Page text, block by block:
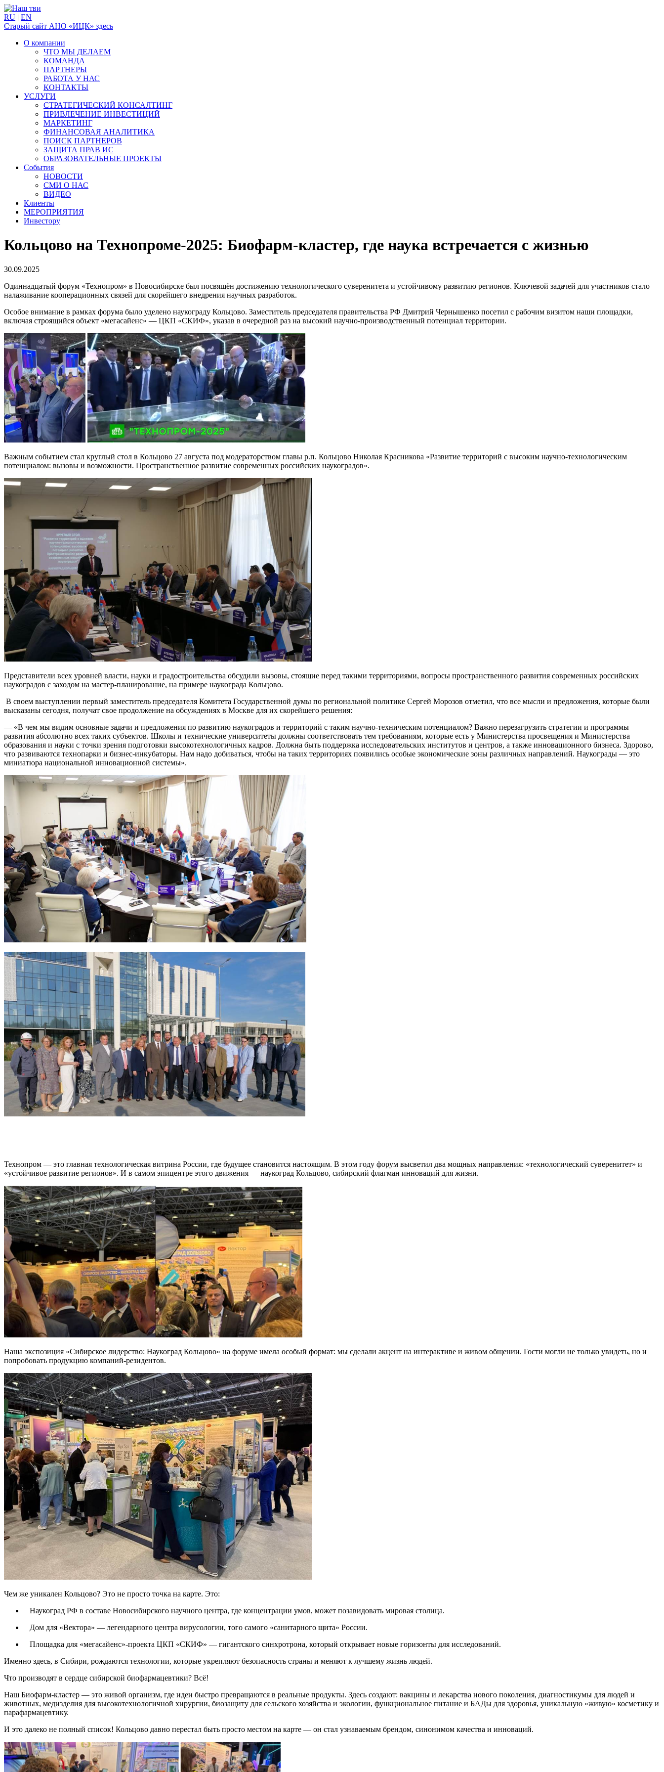
RU | EN
Старый сайт АНО «ИЦК» здесь
О компании
ЧТО МЫ ДЕЛАЕМ
КОМАНДА
ПАРТНЕРЫ
РАБОТА У НАС
КОНТАКТЫ
УСЛУГИ
СТРАТЕГИЧЕСКИЙ КОНСАЛТИНГ
ПРИВЛЕЧЕНИЕ ИНВЕСТИЦИЙ
МАРКЕТИНГ
ФИНАНСОВАЯ АНАЛИТИКА
ПОИСК ПАРТНЕРОВ
ЗАЩИТА ПРАВ ИС
ОБРАЗОВАТЕЛЬНЫЕ ПРОЕКТЫ
События
НОВОСТИ
СМИ О НАС
ВИДЕО
Клиенты
МЕРОПРИЯТИЯ
Инвестору
Кольцово на Технопроме-2025: Биофарм-кластер, где наука встречается с жизнью
30.09.2025
Одиннадцатый форум «Технопром» в Новосибирске был посвящён достижению технологического суверенитета и устойчивому развитию регионов. Ключевой задачей для участников стало
налаживание кооперационных связей для скорейшего внедрения научных разработок.
Особое внимание в рамках форума было уделено наукограду Кольцово. Заместитель председателя правительства РФ Дмитрий Чернышенко посетил с рабочим визитом наши площадки,
включая строящийся объект «мегасайенс» — ЦКП «СКИФ», указав в очередной раз на высокий научно-производственный потенциал территории.
Важным событием стал круглый стол в Кольцово 27 августа под модераторством главы р.п. Кольцово Николая Красникова «Развитие территорий с высоким научно-технологическим
потенциалом: вызовы и возможности. Пространственное развитие современных российских наукоградов».
Представители всех уровней власти, науки и градостроительства обсудили вызовы, стоящие перед такими территориями, вопросы пространственного развития современных российских
наукоградов с заходом на мастер-планирование, на примере наукограда Кольцово.
В своем выступлении первый заместитель председателя Комитета Государственной думы по региональной политике Сергей Морозов отметил, что все мысли и предложения, которые были
высказаны сегодня, получат свое продолжение на обсуждениях в Москве для их скорейшего решения:
— «В чем мы видим основные задачи и предложения по развитию наукоградов и территорий с таким научно-техническим потенциалом? Важно перезагрузить стратегии и программы
развития абсолютно всех таких субъектов. Школы и технические университеты должны соответствовать тем требованиям, которые есть у Министерства просвещения и Министерства
образования и науки с точки зрения подготовки высокотехнологичных кадров. Должна быть поддержка исследовательских институтов и центров, а также инновационного бизнеса. Здорово,
что развиваются технопарки и бизнес-инкубаторы. Нам надо добиваться, чтобы на таких территориях появились особые экономические зоны различных направлений. Наукограды — это
миниатюра национальной инновационной системы».
Технопром — это главная технологическая витрина России, где будущее становится настоящим. В этом году форум высветил два мощных направления: «технологический суверенитет» и
«устойчивое развитие регионов». И в самом эпицентре этого движения — наукоград Кольцово, сибирский флагман инноваций для жизни.
Наша экспозиция «Сибирское лидерство: Наукоград Кольцово» на форуме имела особый формат: мы сделали акцент на интерактиве и живом общении. Гости могли не только увидеть, но и
попробовать продукцию компаний-резидентов.
Чем же уникален Кольцово? Это не просто точка на карте. Это:
­ Наукоград РФ в составе Новосибирского научного центра, где концентрации умов, может позавидовать мировая столица.
­ Дом для «Вектора» — легендарного центра вирусологии, того самого «санитарного щита» России.
­ Площадка для «мегасайенс»-проекта ЦКП «СКИФ» — гигантского синхротрона, который открывает новые горизонты для исследований.
Именно здесь, в Сибири, рождаются технологии, которые укрепляют безопасность страны и меняют к лучшему жизнь людей.
Что производят в сердце сибирской биофармацевтики? Всё!
Наш Биофарм-кластер — это живой организм, где идеи быстро превращаются в реальные продукты. Здесь создают: вакцины и лекарства нового поколения, диагностикумы для людей и
животных, медизделия для высокотехнологичной хирургии, биозащиту для сельского хозяйства и экологии, функциональное питание и БАДы для здоровья, уникальную «живую» косметику и
парафармацевтику.
И это далеко не полный список! Кольцово давно перестал быть просто местом на карте — он стал узнаваемым брендом, синонимом качества и инноваций.